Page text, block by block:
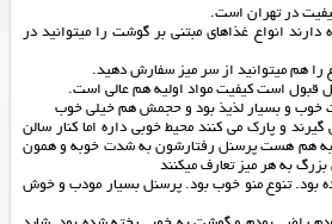
در تهران است.
انواع غذاهای مبتنی بر گوشت را میتوانید در
را هم میتوانید از سر میز سفارش دهید.
است کیفیت مواد اولیه هم عالی است.
خوب و بسیار لذیذ بود و حجمش هم خیلی خوب
و پارک می کنند محیط خوبی داره اما کنار سالن
به هم هست پرسنل رفتارشون به شدت خوبه و همون
به هر میز تعارف میکنند
بود. تنوع منو خوب بود. پرسنل بسیار مودب و خوش